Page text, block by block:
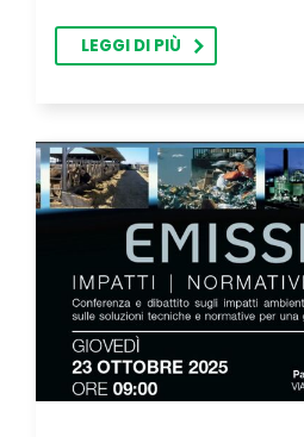
LEGGI DI PIÙ